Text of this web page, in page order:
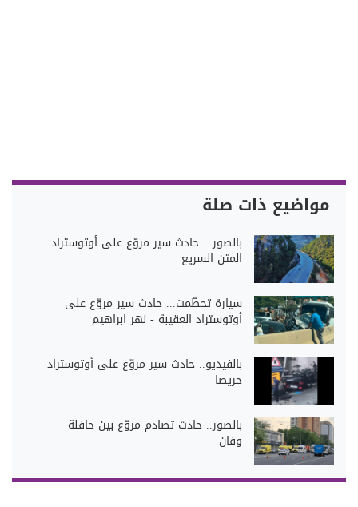
مواضيع ذات صلة
بالصور... حادث سير مروّع على أوتوستراد
المتن السريع
سيارة تحطّمت... حادث سير مروّع على
أوتوستراد العقيبة - نهر ابراهيم
بالفيديو.. حادث سير مروّع على أوتوستراد
حريصا
بالصور.. حادث تصادم مروّع بين حافلة
وفان